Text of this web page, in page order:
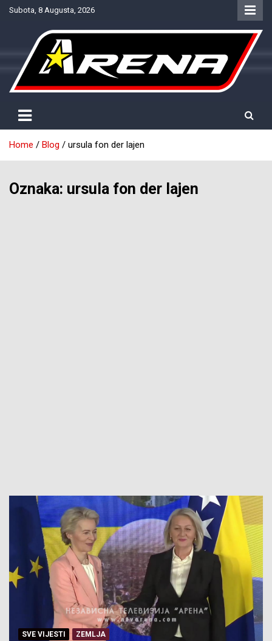
SkipSubota, 8 Augusta, 2026
NTV Arena
Home Blog ursula fon der lajen
Oznaka: ursula fon der lajen
SVE VIJESTI ZEMLJA